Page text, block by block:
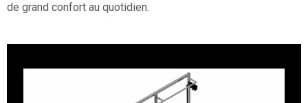
de grand confort au quotidien.